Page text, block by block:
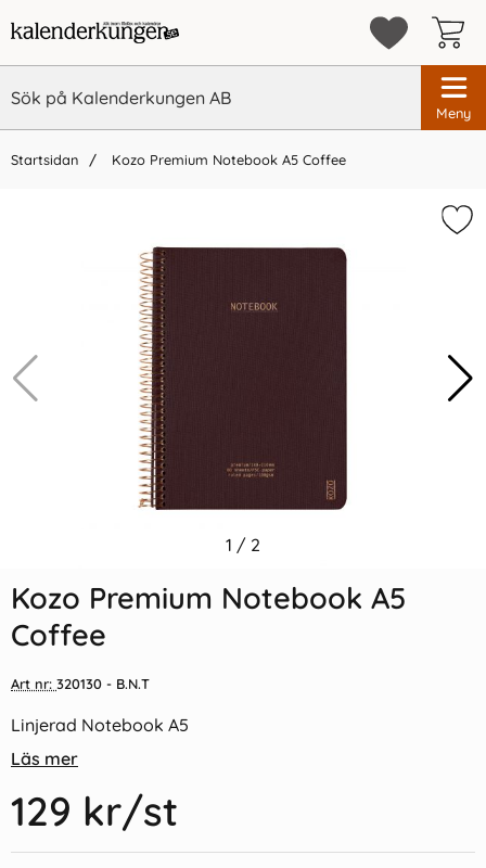
Meny
Startsidan Kozo Premium Notebook A5 Coffee
55 kr/st 129 kr/st
1 / 2
Kozo Premium Notebook A5
Coffee
Art nr: 320130 - B.N.T
Linjerad Notebook A5
Läs mer
129 kr/st